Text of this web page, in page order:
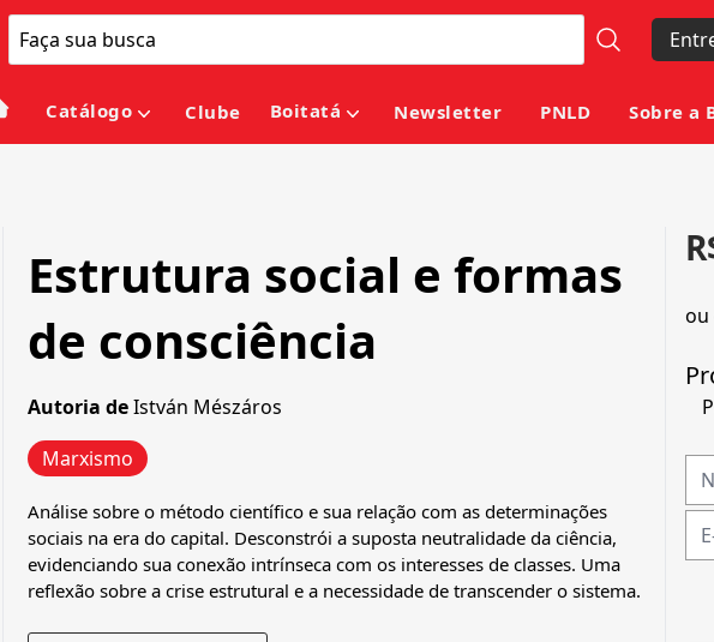
Catálogo Clube Boitatá Newsletter PNLD Sobre a
Estrutura social e formas
de consciência
Autoria deIstván Mészáros
Marxismo
Análise sobre o método científico e sua relação com as determinações
sociais na era do capital. Desconstrói a suposta neutralidade da ciência,
evidenciando sua conexão intrínseca com os interesses de classes. Uma
reflexão sobre a crise estrutural e a necessidade de transcender o sistema.
ou